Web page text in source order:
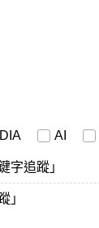
AI
字追蹤」
」